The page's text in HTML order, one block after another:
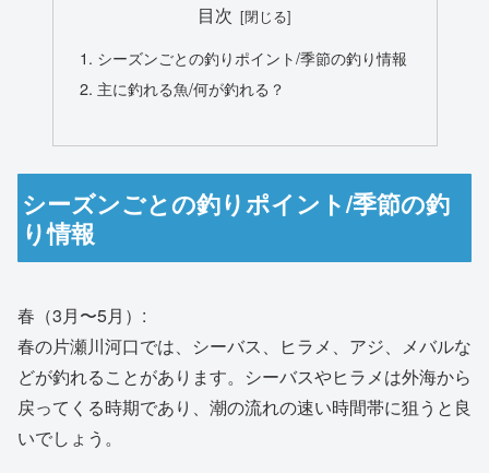
目次
シーズンごとの釣りポイント/季節の釣り情報
主に釣れる魚/何が釣れる？
シーズンごとの釣りポイント/季節の釣
り情報
春（3月〜5月）:
春の片瀬川河口では、シーバス、ヒラメ、アジ、メバルな
どが釣れることがあります。シーバスやヒラメは外海から
戻ってくる時期であり、潮の流れの速い時間帯に狙うと良
いでしょう。